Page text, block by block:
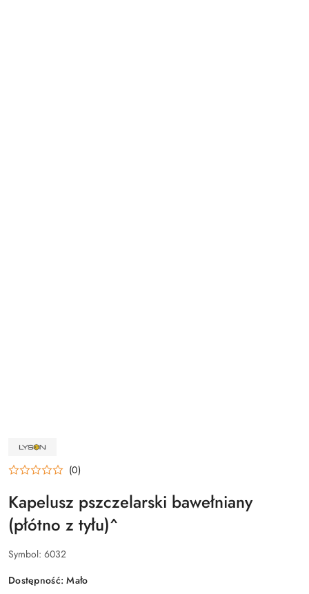
NAZWA
PRODUCENTA:
ŁYSOŃ
(0)
Kapelusz pszczelarski bawełniany
(płótno z tyłu)^
Symbol: 6032
Dostępność:Mało